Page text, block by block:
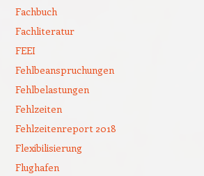
Fachbuch
Fachliteratur
FEEI
Fehlbeanspruchungen
Fehlbelastungen
Fehlzeiten
Fehlzeitenreport 2018
Flexibilisierung
Flughafen